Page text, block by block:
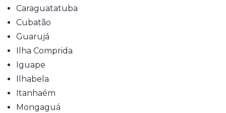
Caraguatatuba
Cubatão
Guarujá
Ilha Comprida
Iguape
Ilhabela
Itanhaém
Mongaguá